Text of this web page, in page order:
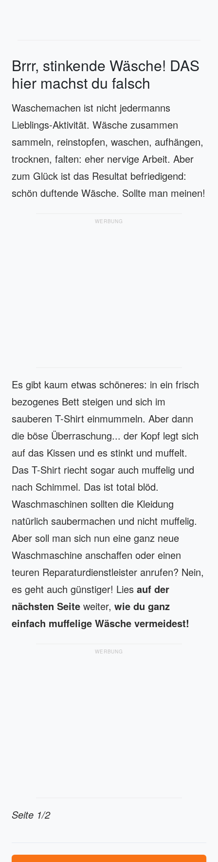
Brrr, stinkende Wäsche! DAS
hier machst du falsch
Waschemachen ist nicht jedermanns
Lieblings-Aktivität. Wäsche zusammen
sammeln, reinstopfen, waschen, aufhängen,
trocknen, falten: eher nervige Arbeit. Aber
zum Glück ist das Resultat befriedigend:
schön duftende Wäsche. Sollte man meinen!
WERBUNG
Es gibt kaum etwas schöneres: in ein frisch
bezogenes Bett steigen und sich im
sauberen T-Shirt einmummeln. Aber dann
die böse Überraschung... der Kopf legt sich
auf das Kissen und es stinkt und muffelt.
Das T-Shirt riecht sogar auch muffelig und
nach Schimmel. Das ist total blöd.
Waschmaschinen sollten die Kleidung
natürlich saubermachen und nicht muffelig.
Aber soll man sich nun eine ganz neue
Waschmaschine anschaffen oder einen
teuren Reparaturdienstleister anrufen? Nein,
es geht auch günstiger! Lies auf der
nächsten Seite weiter, wie du ganz
einfach muffelige Wäsche vermeidest!
WERBUNG
Seite 1/2